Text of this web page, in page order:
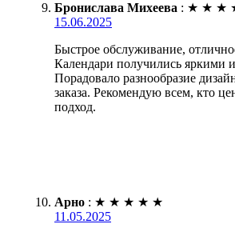
Бронислава Михеева : ★ ★ ★
15.06.2025
Быстрое обслуживание,
Календари получились яркими
Порадовало разнообразие
заказа. Рекомендую всем, кто
подход.
Арно : ★ ★ ★ ★ ★
11.05.2025